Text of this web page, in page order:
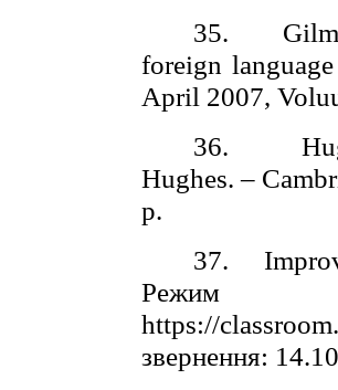
35.
foreign
April 2007,
36.
Hughes. –
p.
37.
https://
звернення: